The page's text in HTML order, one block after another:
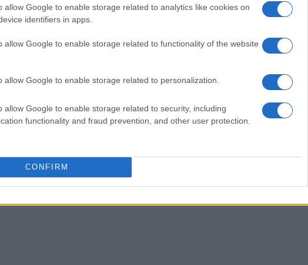
allow Google to enable storage related to analytics like cookies on
identifiers in apps.
allow Google to enable storage related to functionality of the website
allow Google to enable storage related to personalization.
allow Google to enable storage related to security, including
functionality and fraud prevention, and other user protection.
CONFIRM
Ti sei mai chiesto come un semplice
clienti possa trasformare la tua strategia di
e dei dati
analizzare i dati e le performance
del tasso di clic (CTR) e del ritorno sugli
informazioni cruciali su quali strategie
I dati ci raccontano chespesso ci
dove si verificano abbandoni, e